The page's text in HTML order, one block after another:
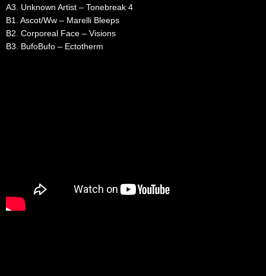
A3. Unknown Artist – Tonebreak 4
B1. Ascot/Ww – Marelli Bleeps
B2. Corporeal Face – Visions
B3. BufoBufo – Ectotherm